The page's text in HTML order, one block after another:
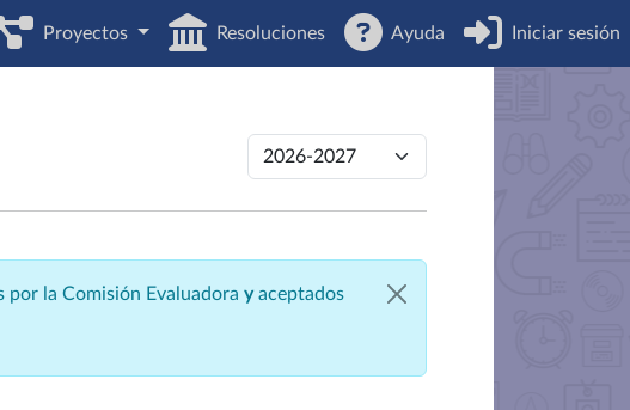
Proyectos Resoluciones Ayuda Iniciar sesión
por la Comisión Evaluadora yaceptados